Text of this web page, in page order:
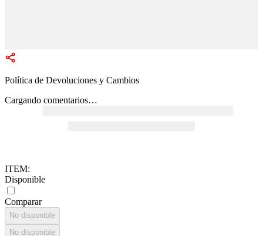
Política de Devoluciones y Cambios
Cargando comentarios…
ITEM:
Disponible
Comparar
No disponible
No disponible